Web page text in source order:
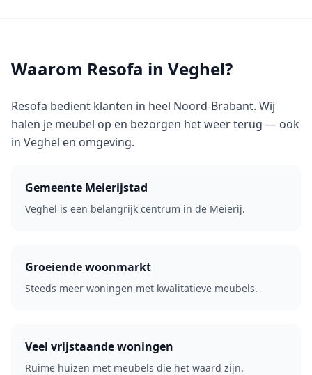
Waarom Resofa in Veghel?
Resofa bedient klanten in heel Noord-Brabant. Wij
halen je meubel op en bezorgen het weer terug — ook
in Veghel en omgeving.
Gemeente Meierijstad
Veghel is een belangrijk centrum in de Meierij.
Groeiende woonmarkt
Steeds meer woningen met kwalitatieve meubels.
Veel vrijstaande woningen
Ruime huizen met meubels die het waard zijn.